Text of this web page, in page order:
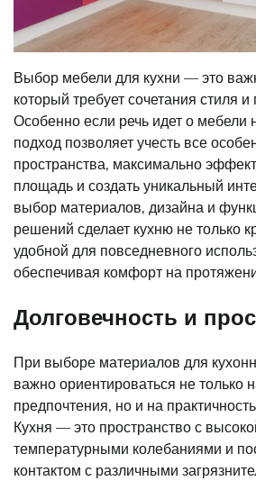
Выбор мебели для кухни — это
который требует сочетания стиля и
Особенно если речь идет о мебели
подход позволяет учесть все
пространства, максимально
площадь и создать уникальный
выбор материалов, дизайна и
решений сделает кухню не только
удобной для повседневного
обеспечивая комфорт на
Долговечность и
При выборе материалов для
важно ориентироваться не только
предпочтения, но и на
Кухня — это пространство с
температурными колебаниями и
контактом с различными